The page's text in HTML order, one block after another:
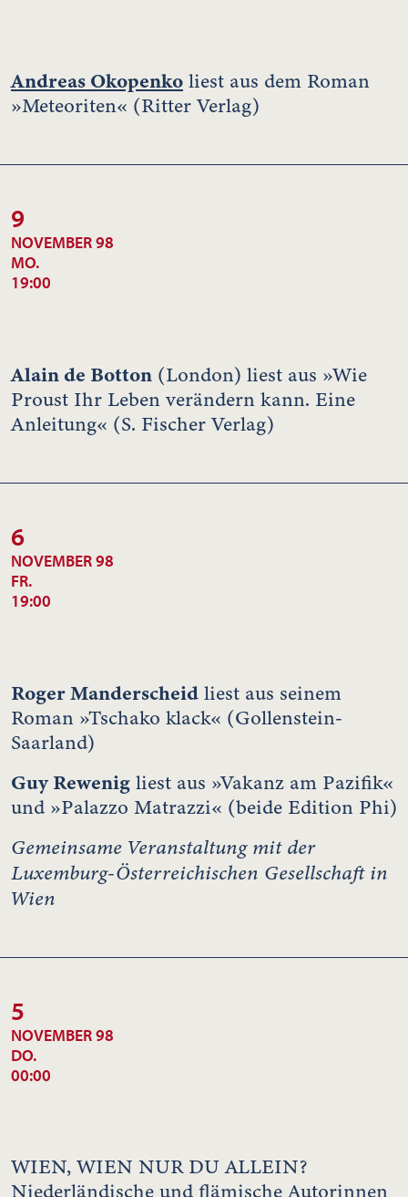
Andreas Okopenko liest aus dem Roman
»Meteoriten« (Ritter Verlag)
9
NOVEMBER 98
MO.
19:00
Alain de Botton (London) liest aus »Wie
Proust Ihr Leben verändern kann. Eine
Anleitung« (S. Fischer Verlag)
6
NOVEMBER 98
FR.
19:00
Roger Manderscheid liest aus seinem
Roman »Tschako klack« (Gollenstein-
Saarland)
Guy Rewenig liest aus »Vakanz am Pazifik«
und »Palazzo Matrazzi« (beide Edition Phi)
Gemeinsame Veranstaltung mit der
Luxemburg-Österreichischen Gesellschaft in
Wien
5
NOVEMBER 98
DO.
00:00
WIEN, WIEN NUR DU ALLEIN?
Niederländische und flämische Autorinnen